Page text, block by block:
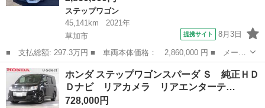
ステップワゴン
45,141km
2021年
草加市
提携サイト 8月3日
■ 支払総額: 297.3万円 ■ 車両本体価格： 2,860,000 円 ■ メーカ
ー名： ホンダ ■ 車種名： ステップワゴンスパーダ ■ グレード
名： スパーダ・クールスピリットホンダセンシング ／２オーナー
／禁煙車...
埼玉 草加市 ステップワゴン
ホンダ ステップワゴンスパーダ Ｓ 純正ＨＤ
Ｄナビ リアカメラ リアエンターテ…
728,000円